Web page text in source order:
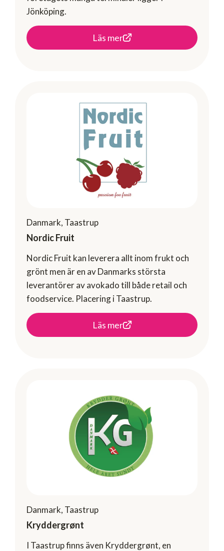
Jönköping.
Läs mer
Danmark, Taastrup
Nordic Fruit
Nordic Fruit kan leverera allt inom frukt och
grönt men är en av Danmarks största
leverantörer av avokado till både retail och
foodservice. Placering i Taastrup.
Läs mer
Danmark, Taastrup
Kryddergrønt
I Taastrup finns även Kryddergrønt, en